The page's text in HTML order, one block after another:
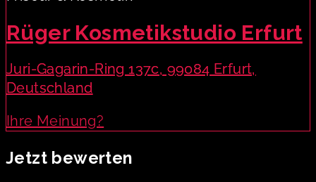
Rüger Kosmetikstudio Erfurt
Juri-Gagarin-Ring 137c, 99084 Erfurt,
Deutschland
Ihre Meinung?
Jetzt bewerten